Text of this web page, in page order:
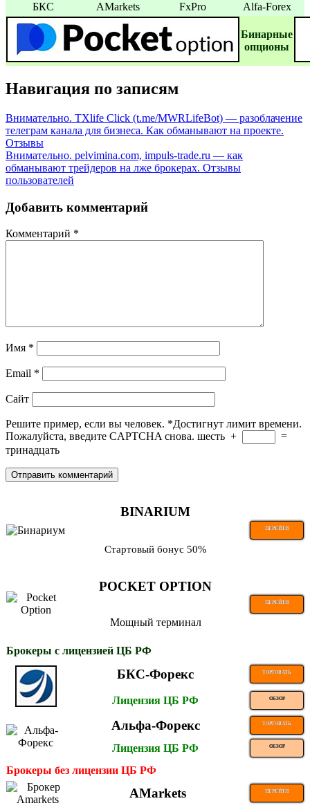
БКС AMarkets FxPro Alfa-Forex
Бинаpные
oпционы
Навигация по записям
Внимательно. ТXlife Click (t.me/MWRLifeBot) — разоблачение
телеграм канала для бизнеса. Как обманывают на проекте.
Отзывы
Внимательно. pelvimina.com, impuls-trade.ru — как
обманывают трейдеров на лже брокерах. Отзывы
пользователей
Добавить комментарий
Комментарий *
Имя *
Email *
Сайт
Решите пример, если вы человек. *Достигнут лимит времени.
Пожалуйста, введите CAPTCHA снова. шесть +
=
тринадцать
BINARIUM
ПЕРЕЙТИ
Стартовый бонус 50%
POCKET OPTION
ПЕРЕЙТИ
Мощный терминал
Брокеры с лицензией ЦБ РФ
БКС-Форекс ТОРГОВАТЬ
Лицензия ЦБ РФ ОБЗОР
Альфа-Форекс ТОРГОВАТЬ
Лицензия ЦБ РФ ОБЗОР
Брокеры без лицензии ЦБ РФ
AMarkets ПЕРЕЙТИ